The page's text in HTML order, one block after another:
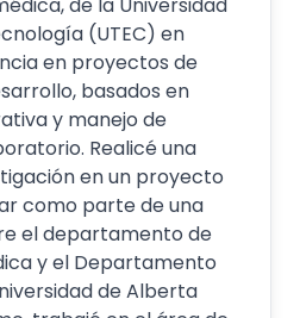
(UTEC) en
en proyectos de
basados en
y manejo de
Realicé una
en un proyecto
como parte de una
el departamento de
y el Departamento
de Alberta